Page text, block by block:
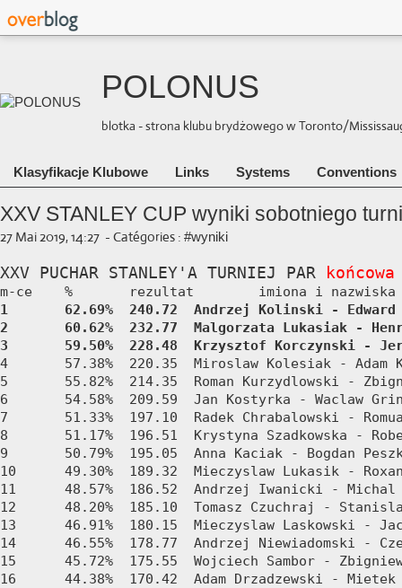
POLONUS
blotka - strona klubu brydżowego w Toronto/
Klasyfikacje Klubowe Links Systems Conventions
XXV STANLEY CUP wyniki sobotniego
27 Mai 2019, 14:27 - Catégories : #wyniki
XXV PUCHAR STANLEY'A TURNIEJ PAR
1	62.69%	240.72	Andrzej Kolinski - Edward Wojtysiak
2	60.62%	232.77	Malgorzata Lukasiak - Henryk Nowak
3	59.50%	228.48	Krzysztof
4	57.38%	220.35	Miroslaw Kolesiak - Adam Kohut
5	55.82%	214.35	Roman Kurzydlowski - Zbigniew Pianka
6	54.58%	209.59	Jan Kostyrka - Waclaw Grin
7	51.33%	197.10	Radek Chrabalowski - Romuald Mindak
8	51.17%	196.51	Krystyna Szadkowska - Robert Szczurek
9	50.79%	195.05	Anna Kaciak - Bogdan Peszko
10	49.30%	189.32	Mieczyslaw Lukasik - Roxana Piotrowicz
11	48.57%	186.52	Andrzej Iwanicki - Michal Omielski
12	48.20%	185.10	Tomasz Czuchraj - Stanislaw Golec
13	46.91%	180.15	Mieczyslaw Laskowski - Jacek Karlowski
14	46.55%	178.77	Andrzej Niewiadomski - Czeslaw Kepa
15	45.72%	175.55	Wojciech Sambor - Zbigniew Sekula
16	44.38%	170.42	Adam Drzadzewski - Mietek Przepiorka